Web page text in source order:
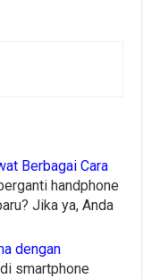
Berbagai Cara
handphone
Jika ya, Anda
dengan
smartphone